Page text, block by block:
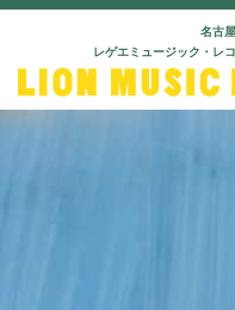
名古
レゲエミュージック・レ